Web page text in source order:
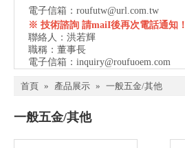
電子信箱： roufutw@url.com.tw
※ 技術諮詢 請maiI後再次電話通知！
聯絡人：洪若輝
職稱：董事長
電子信箱： inquiry@roufuoem.com
首頁 » 產品展示 » 一般五金/其他
一般五金/其他